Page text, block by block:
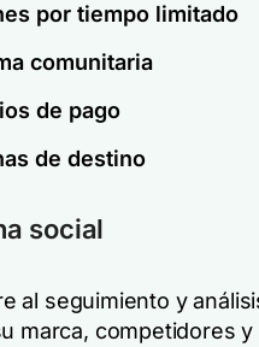
por tiempo limitado
comunitaria
de pago
de destino
social
al seguimiento y
marca, competidores